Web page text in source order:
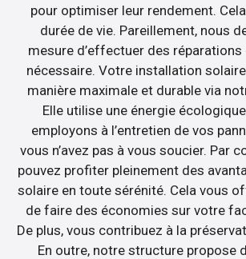
pour optimiser leur rendement.
durée de vie. Pareillement, nous
mesure d’effectuer des
nécessaire. Votre installation
manière maximale et durable via
Elle utilise une énergie
employons à l’entretien de vos
vous n’avez pas à vous soucier. Par
pouvez profiter pleinement des
solaire en toute sérénité. Cela vous
de faire des économies sur votre
De plus, vous contribuez à la
En outre, notre structure propose